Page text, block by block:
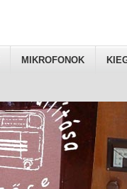
MIKROFONOK